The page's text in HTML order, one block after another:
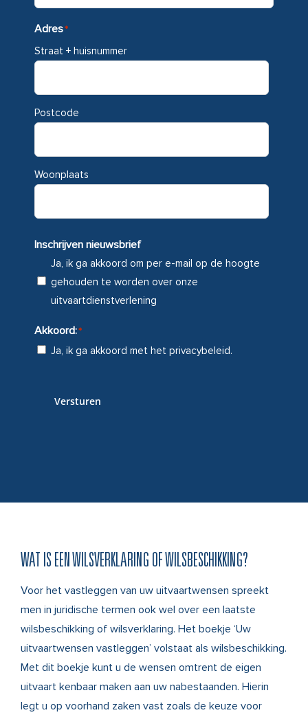
Adres*
Straat + huisnummer
Postcode
Woonplaats
Inschrijven nieuwsbrief
Ja, ik ga akkoord om per e-mail op de hoogte
gehouden te worden over onze
uitvaartdienstverlening
Akkoord:*
Ja, ik ga akkoord met het privacybeleid.
Versturen
WAT IS EEN WILSVERKLARING OF WILSBESCHIKKING?
Voor het vastleggen van uw uitvaartwensen spreekt
men in juridische termen ook wel over een laatste
wilsbeschikking of wilsverklaring. Het boekje ‘Uw
uitvaartwensen vastleggen’ volstaat als wilsbeschikking.
Met dit boekje kunt u de wensen omtrent de eigen
uitvaart kenbaar maken aan uw nabestaanden. Hierin
legt u op voorhand zaken vast zoals de keuze voor